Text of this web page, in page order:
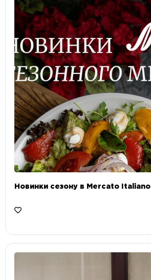
Новинки сезону в Mercato Italiano